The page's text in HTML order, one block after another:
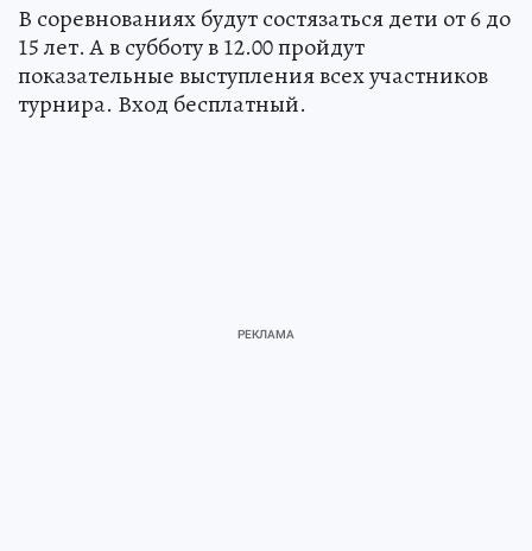
В соревнованиях будут состязаться дети от 6 до
15 лет. А в субботу в 12.00 пройдут
показательные выступления всех участников
турнира. Вход бесплатный.